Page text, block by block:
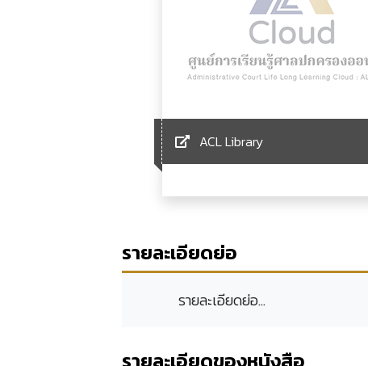
ACL Library
รายละเอียดย่อ
รายละเอียดย่อ...